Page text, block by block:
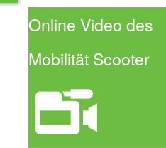
Online Video des
Mobilität Scooter